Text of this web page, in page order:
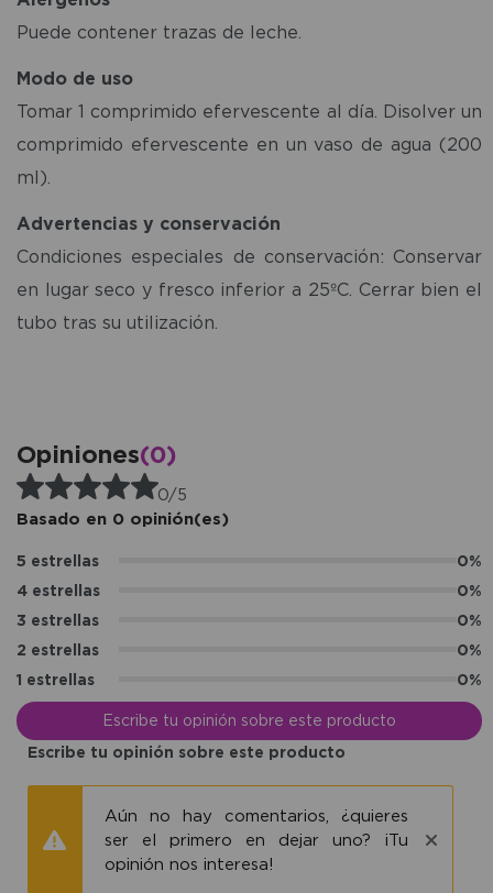
Puede contener trazas de leche.
Modo de uso
Tomar 1 comprimido efervescente al día. Disolver un
comprimido efervescente en un vaso de agua (200
ml).
Advertencias y conservación
Condiciones especiales de conservación: Conservar
en lugar seco y fresco inferior a 25ºC. Cerrar bien el
tubo tras su utilización.
Opiniones(0)
0/5
Basado en 0 opinión(es)
5 estrellas
0%
4 estrellas
0%
3 estrellas
0%
2 estrellas
0%
1 estrellas
0%
Escribe tu opinión sobre este producto
Escribe tu opinión sobre este producto
Aún no hay comentarios, ¿quieres
ser el primero en dejar uno? ¡Tu
opinión nos interesa!